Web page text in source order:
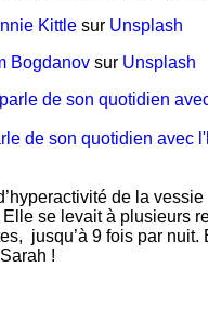
Kittle sur Unsplash
Bogdanov sur Unsplash
de son quotidien avec
de la
Elle se levait à plusieurs
jusqu’à 9 fois par nuit.
!